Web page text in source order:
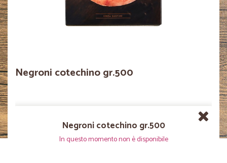
Negroni cotechino gr.500
Negroni cotechino gr.500
In questo momento non è disponibile